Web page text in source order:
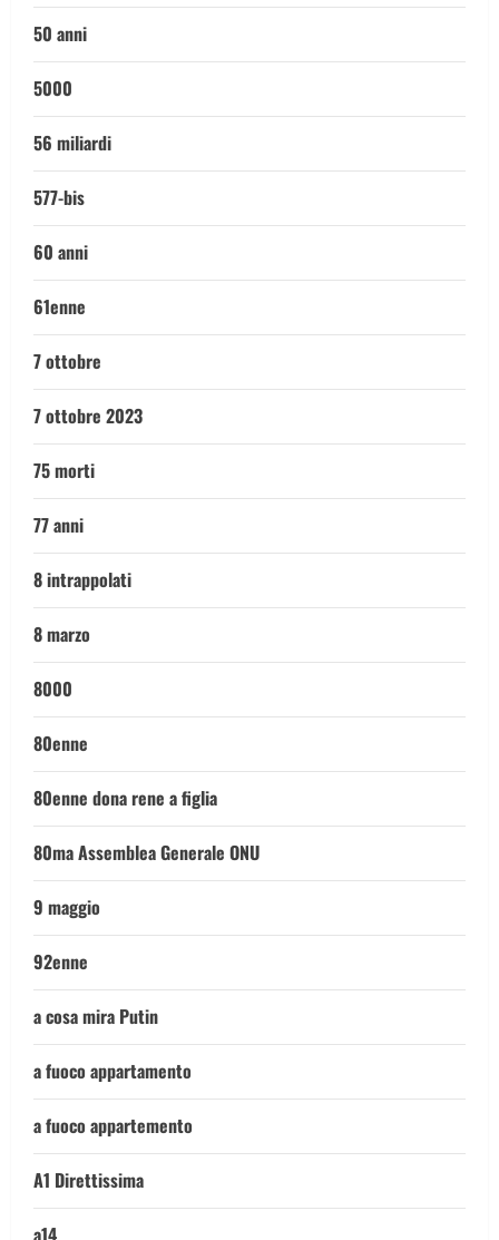
50 anni
5000
56 miliardi
577-bis
60 anni
61enne
7 ottobre
7 ottobre 2023
75 morti
77 anni
8 intrappolati
8 marzo
8000
80enne
80enne dona rene a figlia
80ma Assemblea Generale ONU
9 maggio
92enne
a cosa mira Putin
a fuoco appartamento
a fuoco appartemento
A1 Direttissima
a14